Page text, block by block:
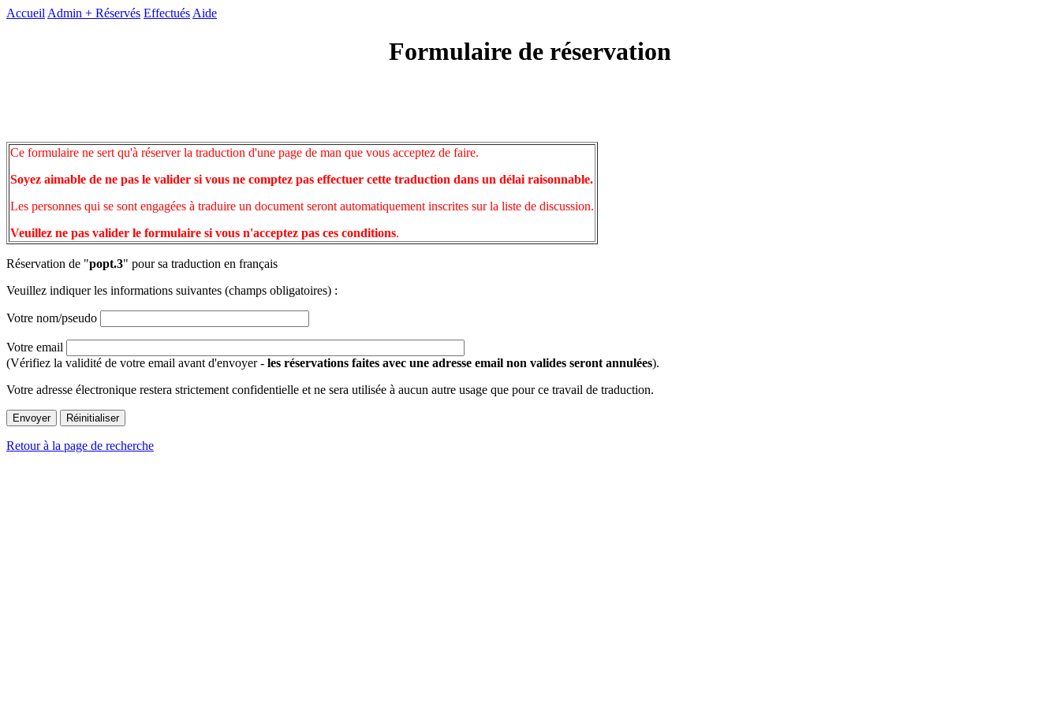
Accueil Admin + Réservés Effectués Aide
Formulaire de réservation
Ce formulaire ne sert qu'à réserver la traduction d'une page de man que vous acceptez de faire.
Soyez aimable de ne pas le valider si vous ne comptez pas effectuer cette traduction dans un délai raisonnable.
Les personnes qui se sont engagées à traduire un document seront automatiquement inscrites sur la liste de discussion.
Veuillez ne pas valider le formulaire si vous n'acceptez pas ces conditions.
Réservation de "popt.3" pour sa traduction en français
Veuillez indiquer les informations suivantes (champs obligatoires) :
Votre nom/pseudo
Votre email
(Vérifiez la validité de votre email avant d'envoyer - les réservations faites avec une adresse email non valides seront annulées).
Votre adresse électronique restera strictement confidentielle et ne sera utilisée à aucun autre usage que pour ce travail de traduction.
Retour à la page de recherche